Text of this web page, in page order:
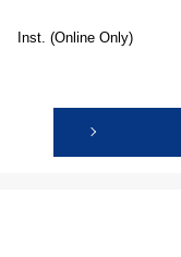
Inst. (Online Only)